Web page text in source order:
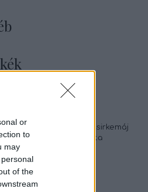
or
to
may
of the
tekert aszaltszilvás csirkemáj
zabpelyhes palacsinta
rácsos süti
grízgaluskával
gombapörkölt rizzsel